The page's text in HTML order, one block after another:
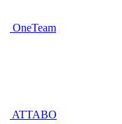
OneTeam
ATTABO